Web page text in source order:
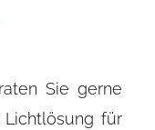
Sie gerne
für